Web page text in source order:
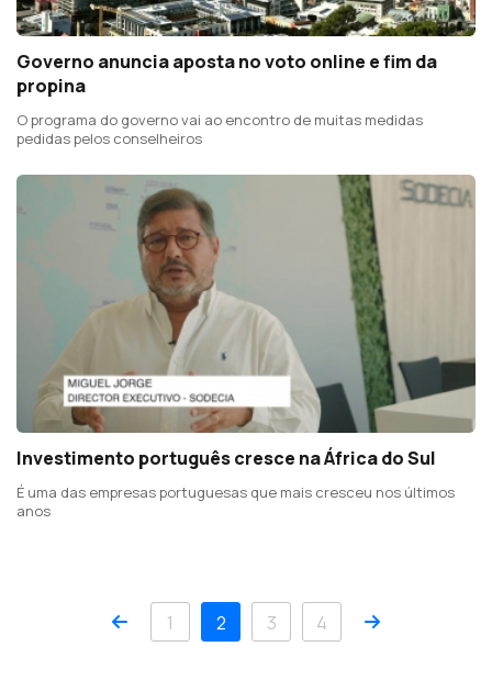
Governo anuncia aposta no voto online e fim da
propina
O programa do governo vai ao encontro de muitas medidas
pedidas pelos conselheiros
Investimento português cresce na África do Sul
É uma das empresas portuguesas que mais cresceu nos últimos
anos
Anterior
1 2 3 4 Próximo